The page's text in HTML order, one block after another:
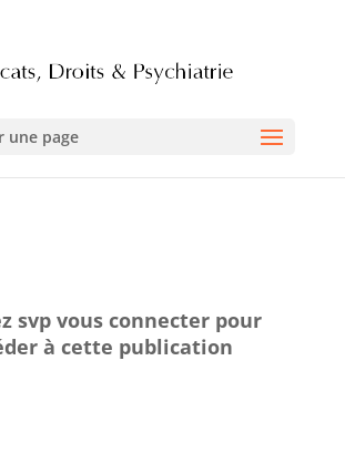
une page
svp vous connecter pour
à cette publication